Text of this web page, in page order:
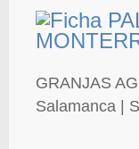
GRANJAS
Salamanca |